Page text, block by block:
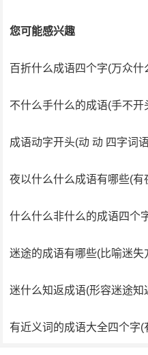
您可能感兴趣
百折什么成语四个字(万众什
不什么手什么的成语(手不开
成语动字开头(动 动 四字词
夜以什么什么成语有哪些(有
什么什么非什么的成语四个
迷途的成语有哪些(比喻迷失
迷什么知返成语(形容迷途知
有近义词的成语大全四个字(